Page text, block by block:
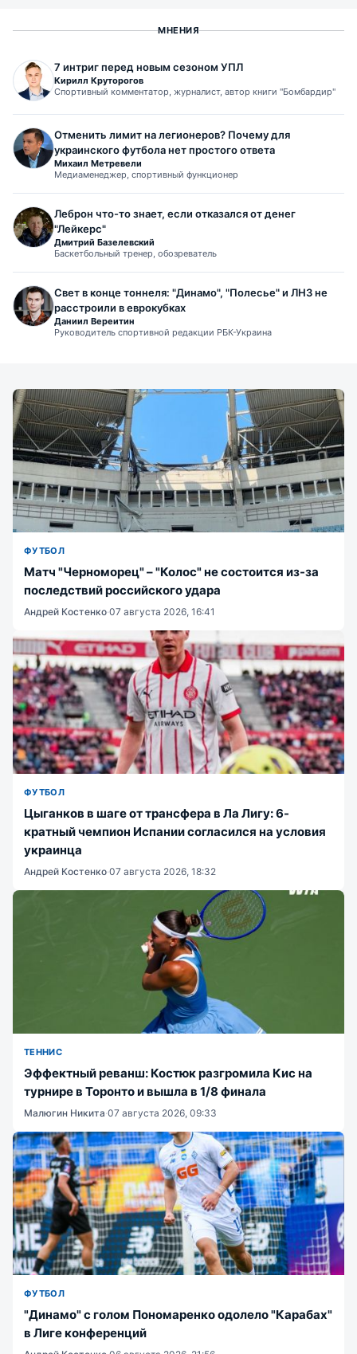
МНЕНИЯ
7 интриг перед новым сезоном УПЛ
Кирилл Круторогов
Спортивный комментатор, журналист, автор книги "Бомбардир"
Отменить лимит на легионеров? Почему для
украинского футбола нет простого ответа
Михаил Метревели
Медиаменеджер, спортивный функционер
Леброн что-то знает, если отказался от денег
"Лейкерс"
Дмитрий Базелевский
Баскетбольный тренер, обозреватель
Свет в конце тоннеля: "Динамо", "Полесье" и ЛНЗ не
расстроили в еврокубках
Даниил Вереитин
Руководитель спортивной редакции РБК-Украина
ФУТБОЛ
Матч "Черноморец" – "Колос" не состоится из-за
последствий российского удара
Андрей Костенко·07 августа 2026, 16:41
ФУТБОЛ
Цыганков в шаге от трансфера в Ла Лигу: 6-
кратный чемпион Испании согласился на условия
украинца
Андрей Костенко·07 августа 2026, 18:32
ТЕННИС
Эффектный реванш: Костюк разгромила Кис на
турнире в Торонто и вышла в 1/8 финала
Малюгин Никита·07 августа 2026, 09:33
ФУТБОЛ
"Динамо" с голом Пономаренко одолело "Карабах"
в Лиге конференций